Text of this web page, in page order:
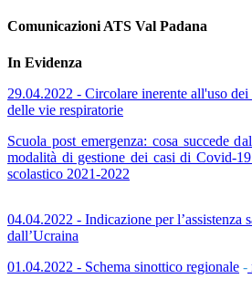
Comunicazioni ATS Val Padana
In Evidenza
29.04.2022 - Circolare inerente all'uso
delle vie respiratorie
Scuola post emergenza: cosa succede
modalità di gestione dei casi di Covid-
scolastico 2021-2022
04.04.2022 - Indicazione per l’assistenza
dall’Ucraina
01.04.2022 - Schema sinottico regionale -